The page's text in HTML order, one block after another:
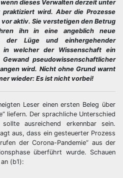
dieses Verwalten derzeit unter
wird. Aber die Prozesse
aktiv. Sie verstetigen den Betrug
ihn in eine angeblich neue
der Lüge und einhergehender
in welcher der Wissenschaft ein
pseudowissenschaftlicher
wird. Nicht ohne Grund warnt
wieder: Es ist nicht vorbei!
Leser einen ersten Beleg über
liefern. Der sprachliche Unterschied
ausreichend erkennbar sein.
aus, dass ein gesteuerter Prozess
der Corona-Pandemie“ aus der
überführt wurde. Schauen
(b1):